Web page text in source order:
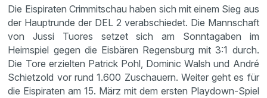
Die Eispiraten Crimmitschau haben sich mit einem Sieg aus
der Hauptrunde der DEL 2 verabschiedet. Die Mannschaft
von Jussi Tuores setzet sich am Sonntagaben im
Heimspiel gegen die Eisbären Regensburg mit 3:1 durch.
Die Tore erzielten Patrick Pohl, Dominic Walsh und André
Schietzold vor rund 1.600 Zuschauern. Weiter geht es für
die Eispiraten am 15. März mit dem ersten Playdown-Spiel